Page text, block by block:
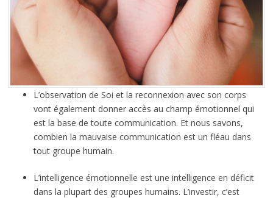
L’observation de Soi et la reconnexion avec son corps
vont également donner accès au champ émotionnel qui
est la base de toute communication. Et nous savons,
combien la mauvaise communication est un fléau dans
tout groupe humain.
L’intelligence émotionnelle est une intelligence en déficit
dans la plupart des groupes humains. L’investir, c’est